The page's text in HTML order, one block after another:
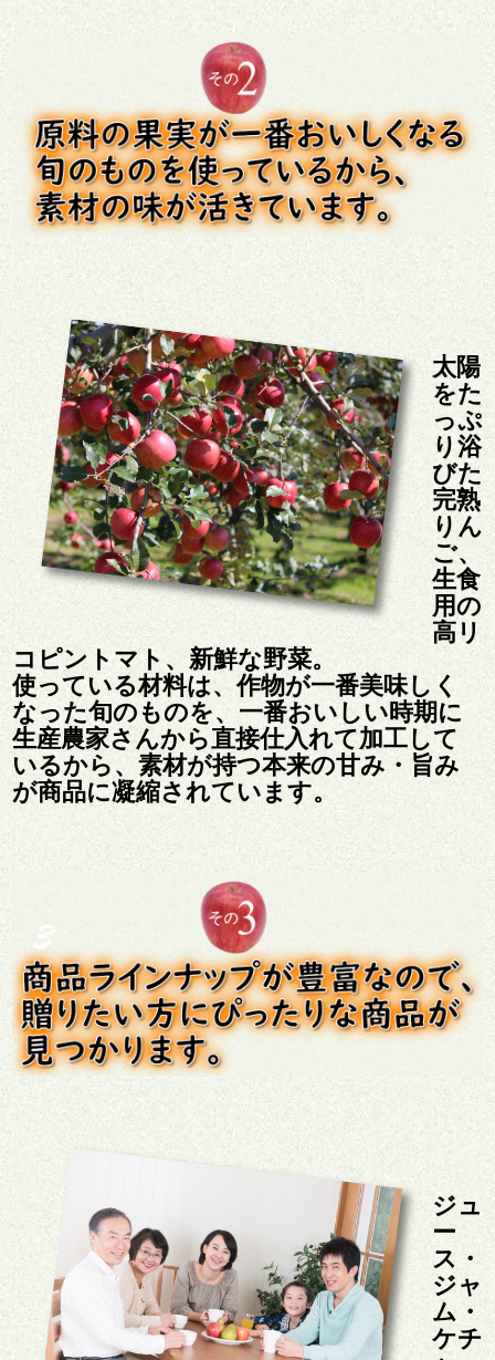
太陽
をた
っぷ
り浴
びた
完熟
りん
ご、
生食
用の
高リ
コピントマト、新鮮な野菜。
使っている材料は、作物が一番美味しく
なった旬のものを、一番おいしい時期に
生産農家さんから直接仕入れて加工して
いるから、素材が持つ本来の甘み・旨み
が商品に凝縮されています。
ジュ
ー
ス・
ジャ
ム・
ケチ